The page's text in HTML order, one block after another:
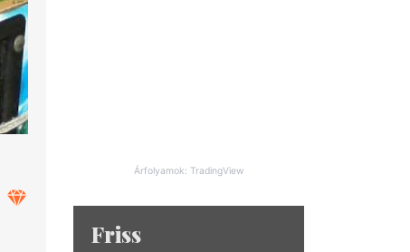
Árfolyamok: TradingView
Friss